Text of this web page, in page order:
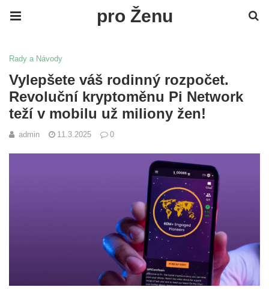
pro Ženu
Rady a Návody
Vylepšete váš rodinný rozpočet.
Revoluční kryptoměnu Pi Network
teží v mobilu už miliony žen!
admin 11.3.2025 0